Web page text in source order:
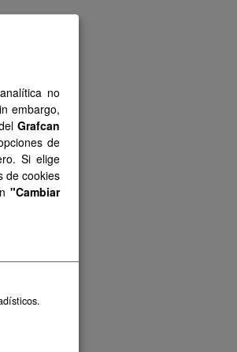
no
embargo,
Grafcan
de
Si elige
de cookies
"Cambiar